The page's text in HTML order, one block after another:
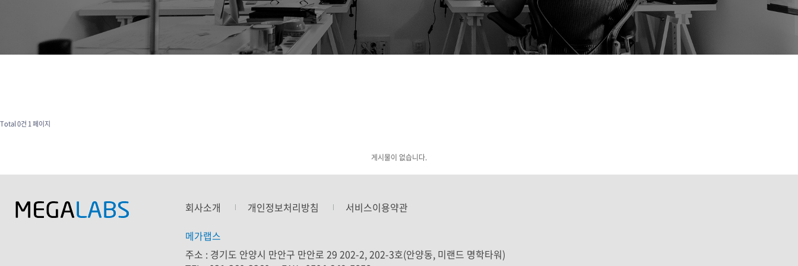
Total 0건 1 페이지
게시물이 없습니다.
회사소개 개인정보처리방침
서비스이용약관
메가랩스
주소 : 경기도 안양시 만안구 만안로 29 202-2, 202-3호(안양동, 미랜드 명학타워)